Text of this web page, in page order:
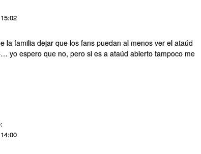
la familia dejar que los fans puedan al menos ver el ataúd
yo espero que no, pero si es a ataúd abierto tampoco me